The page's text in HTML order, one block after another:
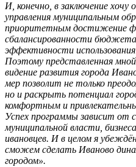
И, конечно, в заключение
управления муниципальным
приоритетным достижение
сбалансированности бюджета
эффективности
Поэтому представленная
видение развития города
мер позволит не только
но и раскрыть потенциал
комфортным и
Успех программы зависит от
муниципальной власти,
ивановцев. И в целом я
сможем сделать Иваново
городом».